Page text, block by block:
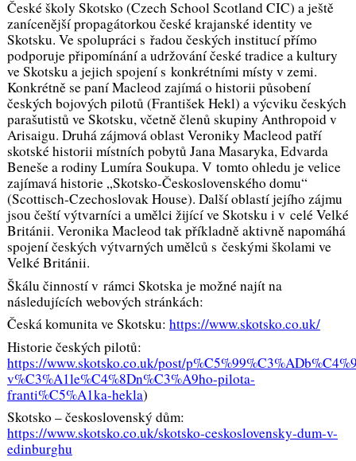
České školy Skotsko (Czech School Scotland CIC) a ještě
zanícenější propagátorkou české krajanské identity ve
Skotsku. Ve spolupráci s řadou českých institucí přímo
podporuje připomínání a udržování české tradice a kultury
ve Skotsku a jejich spojení s konkrétními místy v zemi.
Konkrétně se paní Macleod zajímá o historii působení
českých bojových pilotů (František Hekl) a výcviku českých
parašutistů ve Skotsku, včetně členů skupiny Anthropoid v
Arisaigu. Druhá zájmová oblast Veroniky Macleod patří
skotské historii místních pobytů Jana Masaryka, Edvarda
Beneše a rodiny Lumíra Soukupa. V tomto ohledu je velice
zajímavá historie „Skotsko-Československého domu“
(Scottisch-Czechoslovak House). Další oblastí jejího zájmu
jsou čeští výtvarníci a umělci žijící ve Skotsku i v celé Velké
Británii. Veronika Macleod tak příkladně aktivně napomáhá
spojení českých výtvarných umělců s českými školami ve
Velké Británii.
Škálu činností v rámci Skotska je možné najít na
následujících webových stránkách:
Česká komunita ve Skotsku: https://www.skotsko.co.uk/
Historie českých pilotů:
https://www.skotsko.co.uk/post/
v%C3%A1le%C4%8Dn%C3%A9ho-pilota-
franti%C5%A1ka-hekla)
Skotsko – československý dům:
https://www.skotsko.co.uk/skotsko-ceskoslovensky-dum-v-
edinburghu